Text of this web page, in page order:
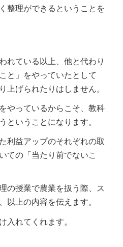
整理ができるということを
れている以上、他と代わり
と」をやっていたとして
上げられたりはしません。
やっているからこそ、教科
ということになります。
利益アップのそれぞれの取
ての「当たり前でないこ
の授業で農業を扱う際、ス
以上の内容を伝えます。
入れてくれます。